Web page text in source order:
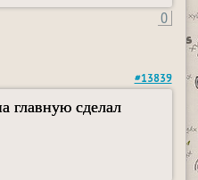
0
#13839
главную сделал